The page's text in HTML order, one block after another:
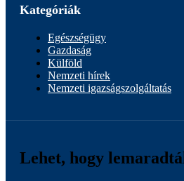
Kategóriák
Egészségügy
Gazdaság
Külföld
Nemzeti hírek
Nemzeti igazságszolgáltatás
Lehet, hogy